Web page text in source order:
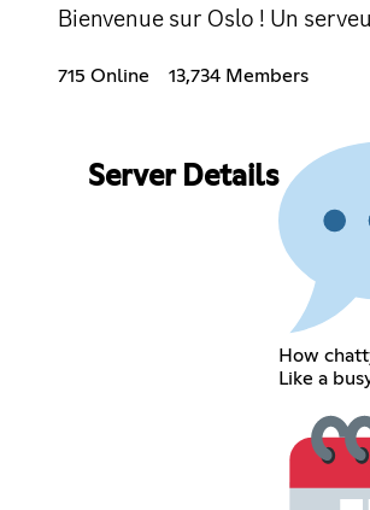
Bienvenue sur Oslo ! Un
715 Online 13,734 Members
Server Details
How
Like a